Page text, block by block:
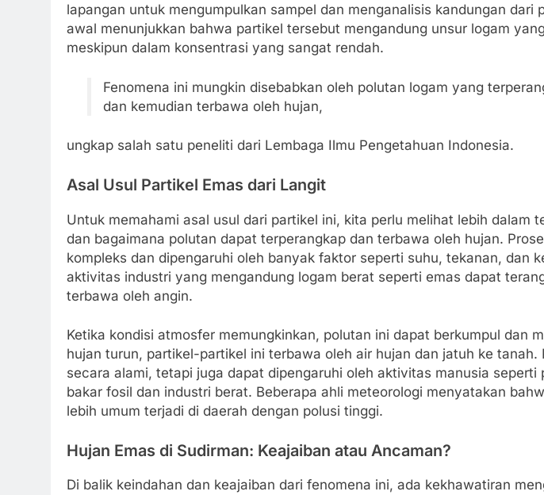
lapangan untuk mengumpulkan sampel dan menganalisis kandungan dari
awal menunjukkan bahwa partikel tersebut mengandung unsur logam
meskipun dalam konsentrasi yang sangat rendah.
Fenomena ini mungkin disebabkan oleh polutan logam yang
dan kemudian terbawa oleh hujan,
ungkap salah satu peneliti dari Lembaga Ilmu Pengetahuan Indonesia.
Asal Usul Partikel Emas dari Langit
Untuk memahami asal usul dari partikel ini, kita perlu melihat lebih dalam
dan bagaimana polutan dapat terperangkap dan terbawa oleh hujan.
kompleks dan dipengaruhi oleh banyak faktor seperti suhu, tekanan, dan
aktivitas industri yang mengandung logam berat seperti emas dapat
terbawa oleh angin.
Ketika kondisi atmosfer memungkinkan, polutan ini dapat berkumpul dan
hujan turun, partikel-partikel ini terbawa oleh air hujan dan jatuh ke tanah.
secara alami, tetapi juga dapat dipengaruhi oleh aktivitas manusia seperti
bakar fosil dan industri berat. Beberapa ahli meteorologi menyatakan
lebih umum terjadi di daerah dengan polusi tinggi.
Hujan Emas di Sudirman: Keajaiban atau Ancaman?
Di balik keindahan dan keajaiban dari fenomena ini, ada kekhawatiran